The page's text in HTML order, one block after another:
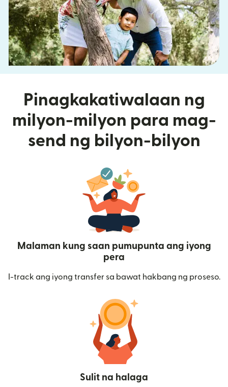
Pinagkakatiwalaan ng
milyon-milyon para mag-
send ng bilyon-bilyon
Malaman kung saan pumupunta ang iyong
pera
I-track ang iyong transfer sa bawat hakbang ng proseso.
Sulit na halaga